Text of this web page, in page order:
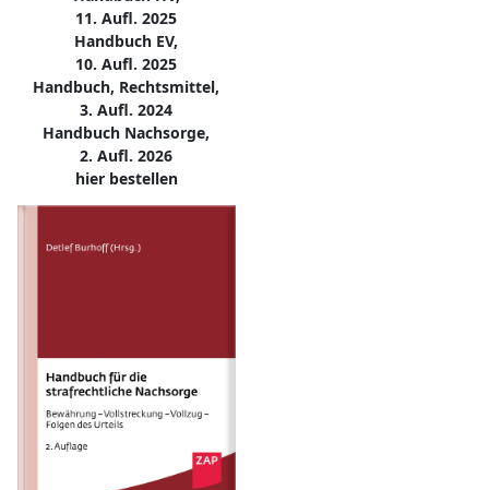
11. Aufl. 2025
Handbuch EV,
10. Aufl. 2025
Handbuch, Rechtsmittel,
3. Aufl. 2024
Handbuch Nachsorge,
2. Aufl. 2026
hier bestellen